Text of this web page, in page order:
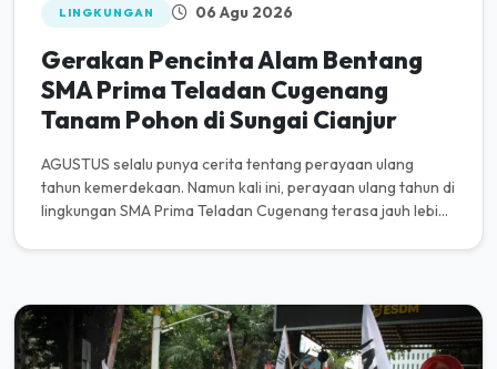
LINGKUNGAN 06 Agu 2026
Gerakan Pencinta Alam Bentang
SMA Prima Teladan Cugenang
Tanam Pohon di Sungai Cianjur
AGUSTUS selalu punya cerita tentang perayaan ulang
tahun kemerdekaan. Namun kali ini, perayaan ulang tahun di
lingkungan SMA Prima Teladan Cugenang terasa jauh lebih